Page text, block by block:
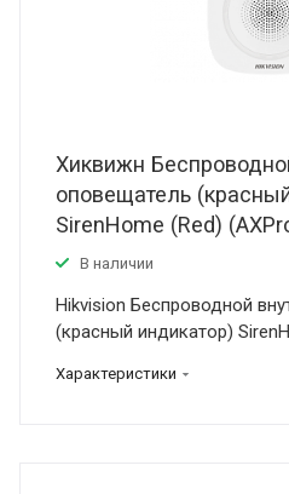
Хиквижн
оповещатель
SirenHome (Red)
В наличии
Hikvision Беспроводной
(красный индикатор)
Характеристики